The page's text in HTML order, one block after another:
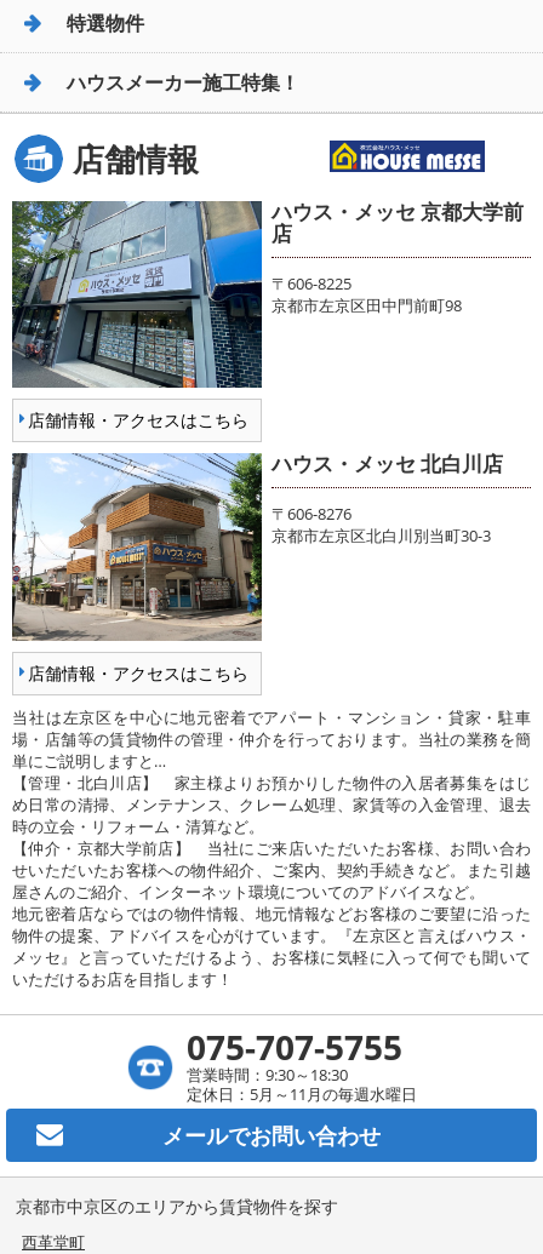
特選物件
ハウスメーカー施工特集！
店舗情報
店舗情報・アクセスはこちら
ハウス・メッセ 京都大学前
店
〒606-8225
京都市左京区田中門前町98
店舗情報・アクセスはこちら
ハウス・メッセ 北白川店
〒606-8276
京都市左京区北白川別当町30-3
当社は左京区を中心に地元密着でアパート・マンション・貸家・駐車
場・店舗等の賃貸物件の管理・仲介を行っております。当社の業務を簡
単にご説明しますと…
【管理・北白川店】 家主様よりお預かりした物件の入居者募集をはじ
め日常の清掃、メンテナンス、クレーム処理、家賃等の入金管理、退去
時の立会・リフォーム・清算など。
【仲介・京都大学前店】 当社にご来店いただいたお客様、お問い合わ
せいただいたお客様への物件紹介、ご案内、契約手続きなど。また引越
屋さんのご紹介、インターネット環境についてのアドバイスなど。
地元密着店ならではの物件情報、地元情報などお客様のご要望に沿った
物件の提案、アドバイスを心がけています。『左京区と言えばハウス・
メッセ』と言っていただけるよう、お客様に気軽に入って何でも聞いて
いただけるお店を目指します！
075-707-5755
営業時間：9:30～18:30
定休日：5月～11月の毎週水曜日
メールでお問い合わせ
京都市中京区のエリアから賃貸物件を探す
西革堂町